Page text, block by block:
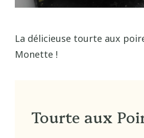
La délicieuse tourte aux
Monette !
Tourte aux